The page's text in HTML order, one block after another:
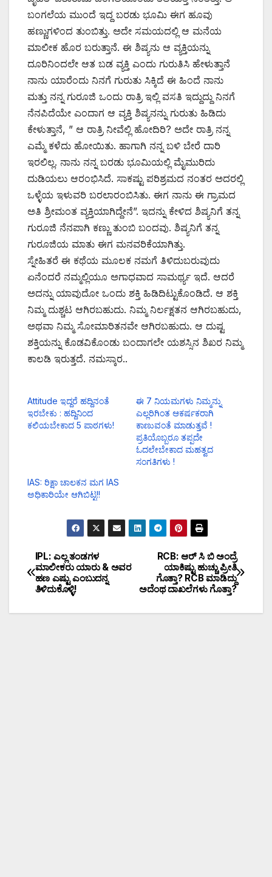
ಬಂಗಲೆಯ ಮುಂದೆ ಇದ್ದ ಬರಡು ಭೂಮಿ ಈಗ ಹೂವು
ಹಣ್ಣುಗಳಿಂದ ತುಂಬಿತ್ತು. ಅದೇ ಸಮಯದಲ್ಲಿ ಆ ಮನೆಯ
ಮಾಲೀಕ ಹೊರ ಬರುತ್ತಾನೆ. ಈ ಶಿಷ್ಯನು ಆ ವ್ಯಕ್ತಿಯನ್ನು
ದೂರಿನಿಂದಲೇ ಆತ ಬಡ ವ್ಯಕ್ತಿ ಎಂದು ಗುರುತಿಸಿ ಹೇಳುತ್ತಾನೆ
ನಾನು ಯಾರೆಂದು ನಿನಗೆ ಗುರುತು ಸಿಕ್ಕಿದೆ ಈ ಹಿಂದೆ ನಾನು
ಮತ್ತು ನನ್ನ ಗುರೂಜಿ ಒಂದು ರಾತ್ರಿ ಇಲ್ಲಿ ವಸತಿ ಇದ್ದುದ್ದು ನಿನಗೆ
ನೆನಪಿದೆಯೇ ಎಂದಾಗ ಆ ವ್ಯಕ್ತಿ ಶಿಷ್ಯನನ್ನು ಗುರುತು ಹಿಡಿದು
ಕೇಳುತ್ತಾನೆ, ” ಆ ರಾತ್ರಿ ನೀವೆಲ್ಲಿ ಹೋದಿರಿ? ಅದೇ ರಾತ್ರಿ ನನ್ನ
ಎಮ್ಮೆ ಕಳೆದು ಹೋಯಿತು. ಹಾಗಾಗಿ ನನ್ನ ಬಳಿ ಬೇರೆ ದಾರಿ
ಇರಲಿಲ್ಲ. ನಾನು ನನ್ನ ಬರಡು ಭೂಮಿಯಲ್ಲಿ ಮೈಮುರಿದು
ದುಡಿಯಲು ಆರಂಭಿಸಿದೆ. ಸಾಕಷ್ಟು ಪರಿಶ್ರಮದ ನಂತರ ಅದರಲ್ಲಿ
ಒಳ್ಳೆಯ ಇಳುವರಿ ಬರಲಾರಂಬಿಸಿತು. ಈಗ ನಾನು ಈ ಗ್ರಾಮದ
ಅತಿ ಶ್ರೀಮಂತ ವ್ಯಕ್ತಿಯಾಗಿದ್ದೇನೆ”. ಇದನ್ನು ಕೇಳಿದ ಶಿಷ್ಯನಿಗೆ ತನ್ನ
ಗುರೂಜಿ ನೆನಪಾಗಿ ಕಣ್ಣು ತುಂಬಿ ಬಂದವು. ಶಿಷ್ಯನಿಗೆ ತನ್ನ
ಗುರೂಜಿಯ ಮಾತು ಈಗ ಮನವರಿಕೆಯಾಗಿತ್ತು.
ಸ್ನೇಹಿತರೆ ಈ ಕಥೆಯ ಮೂಲಕ ನಮಗೆ ತಿಳಿದುಬರುವುದು
ಏನೆಂದರೆ ನಮ್ಮಲ್ಲಿಯೂ ಅಗಾಧವಾದ ಸಾಮರ್ಥ್ಯ ಇದೆ. ಆದರೆ
ಅದನ್ನು ಯಾವುದೋ ಒಂದು ಶಕ್ತಿ ಹಿಡಿದಿಟ್ಟುಕೊಂಡಿದೆ. ಆ ಶಕ್ತಿ
ನಿಮ್ಮ ದುಶ್ಚಟ ಆಗಿರಬಹುದು. ನಿಮ್ಮ ನಿರ್ಲಕ್ಷತನ ಆಗಿರಬಹುದು,
ಅಥವಾ ನಿಮ್ಮ ಸೋಮಾರಿತನವೇ ಆಗಿರಬಹುದು. ಆ ದುಷ್ಟ
ಶಕ್ತಿಯನ್ನು ಕೊಡವಿಕೊಂಡು ಬಂದಾಗಲೇ ಯಶಸ್ಸಿನ ಶಿಖರ ನಿಮ್ಮ
ಕಾಲಡಿ ಇರುತ್ತದೆ. ನಮಸ್ಕಾರ..
Attitude ಇದ್ದರೆ ಹದ್ದಿನಂತೆ
ಇರಬೇಕು : ಹದ್ದಿನಿಂದ
ಕಲಿಯಬೇಕಾದ 5 ಪಾಠಗಳು!
ಈ 7 ನಿಯಮಗಳು ನಿಮ್ಮನ್ನು
ಎಲ್ಲರಿಗಿಂತ ಆಕರ್ಷಕರಾಗಿ
ಕಾಣುವಂತೆ ಮಾಡುತ್ತವೆ !
ಪ್ರತಿಯೊಬ್ಬರೂ ತಪ್ಪದೇ
ಓದಲೇಬೇಕಾದ ಮಹತ್ವದ
ಸಂಗತಿಗಳು !
IAS: ರಿಕ್ಷಾ ಚಾಲಕನ ಮಗ IAS
ಅಧಿಕಾರಿಯೇ ಆಗಿಬಿಟ್ಟ!!
RCB: ಆರ್ ಸಿ ಬಿ ಅಂದ್ರೆ
ಯಾಕಿಷ್ಟು ಹುಚ್ಚು ಪ್ರೀತಿ
ಗೊತ್ತಾ? RCB ಮಾಡಿದ್ದು
ಅದೆಂಥ ದಾಖಲೆಗಳು ಗೊತ್ತಾ?
IPL: ಎಲ್ಲ ತಂಡಗಳ
ಮಾಲೀಕರು ಯಾರು & ಅವರ
ಹಣ ಎಷ್ಟು ಎಂಬುದನ್ನ
ತಿಳಿದುಕೊಳ್ಳಿ!